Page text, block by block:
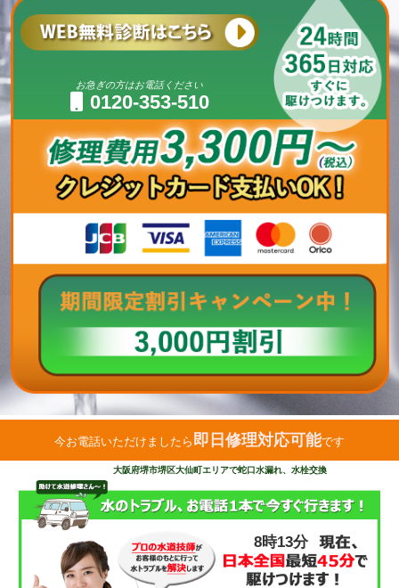
お急ぎの方はお電話ください
0120-353-510
今お電話いただけましたら 即日修理対応可能です
大阪府堺市堺区大仙町エリアで蛇口水漏れ、水栓交換
8時13分